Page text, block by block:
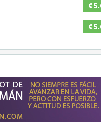
€
€